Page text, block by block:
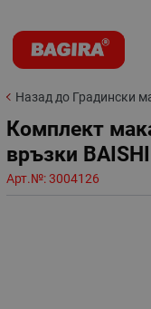
Назад до Градински
Комплект
връзки
Арт.№:3004126